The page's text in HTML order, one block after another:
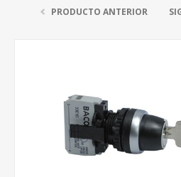
PRODUCTO ANTERIOR